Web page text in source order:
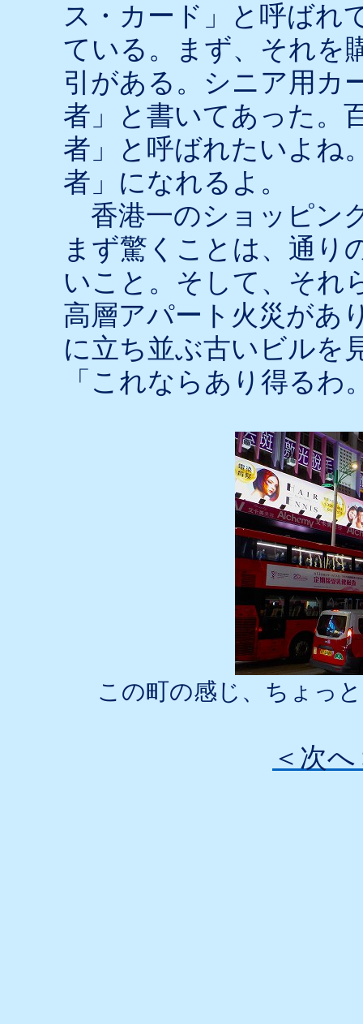
ス・カード」と呼ばれ
ている。まず、それを
引がある。シニア用カ
者」と書いてあった。
者」と呼ばれたいよね
者」になれるよ。
香港一のショッピン
まず驚くことは、通り
いこと。そして、それ
高層アパート火災があ
に立ち並ぶ古いビルを
「これならあり得るわ
この町の感じ、ちょっ
＜次へ